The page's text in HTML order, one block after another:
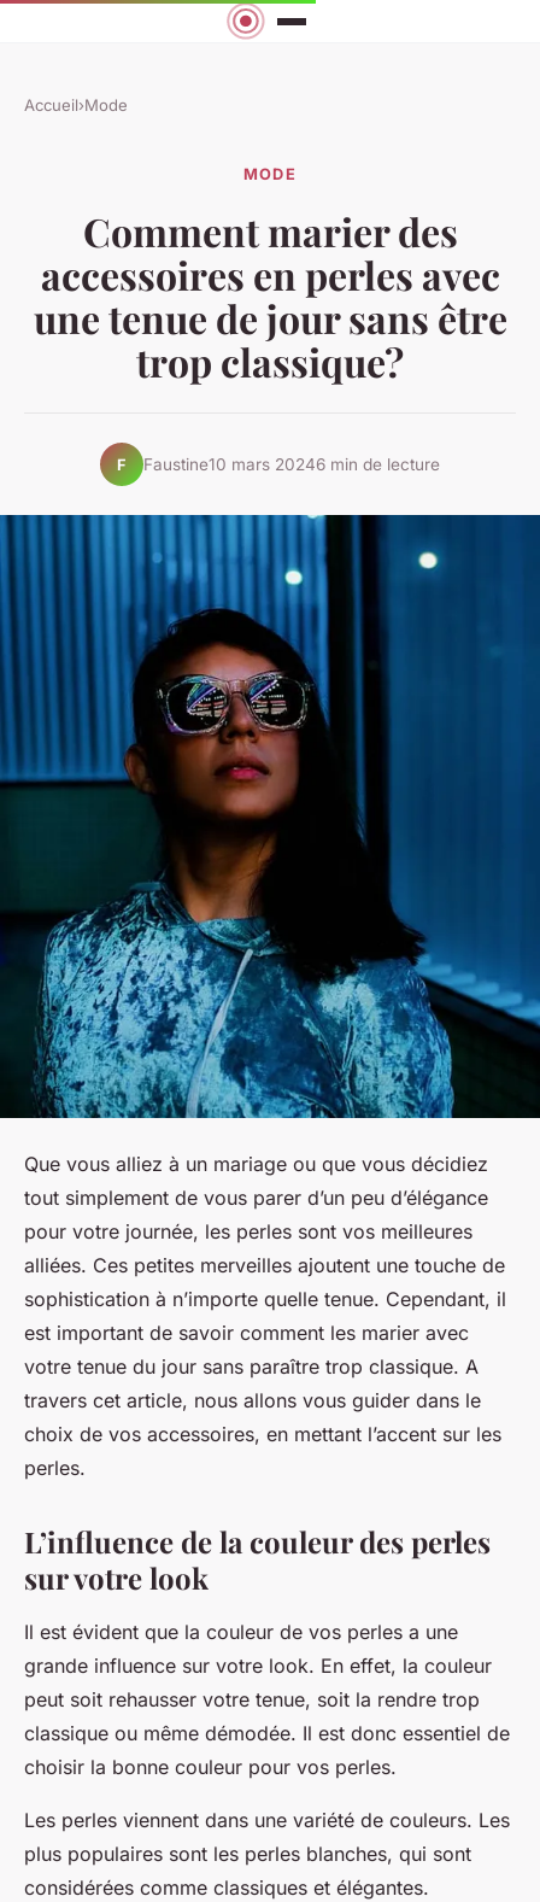
Accueil›Mode
MODE
Comment marier des
accessoires en perles avec
une tenue de jour sans être
trop classique?
F Faustine10 mars 20246 min de lecture
Que vous alliez à un mariage ou que vous décidiez
tout simplement de vous parer d’un peu d’élégance
pour votre journée, les perles sont vos meilleures
alliées. Ces petites merveilles ajoutent une touche de
sophistication à n’importe quelle tenue. Cependant, il
est important de savoir comment les marier avec
votre tenue du jour sans paraître trop classique. A
travers cet article, nous allons vous guider dans le
choix de vos accessoires, en mettant l’accent sur les
perles.
L’influence de la couleur des perles
sur votre look
Il est évident que la couleur de vos perles a une
grande influence sur votre look. En effet, la couleur
peut soit rehausser votre tenue, soit la rendre trop
classique ou même démodée. Il est donc essentiel de
choisir la bonne couleur pour vos perles.
Les perles viennent dans une variété de couleurs. Les
plus populaires sont les perles blanches, qui sont
considérées comme classiques et élégantes.